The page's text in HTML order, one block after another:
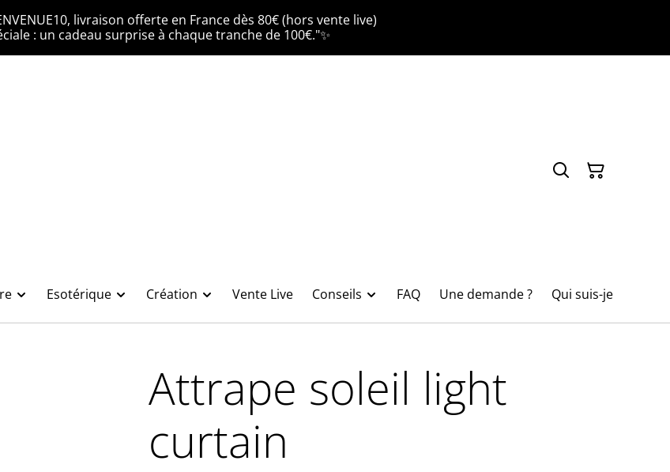
livraison offerte en France dès 80€ (hors vente live)
: un cadeau surprise à chaque tranche de 100€."✨
Esotérique Création Vente Live Conseils FAQ Une demande ? Qui suis-je
Attrape soleil light
curtain